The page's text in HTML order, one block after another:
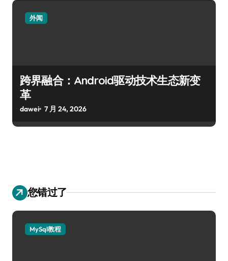
外闻
跨界融合：Android驱动技术生态新变
革
dawei 7 月 24, 2026
您错过了
MySql教程